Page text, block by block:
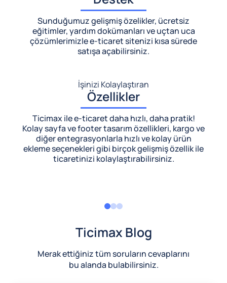
Sunduğumuz gelişmiş özelikler, ücretsiz
eğitimler, yardım dokümanları ve uçtan uca
çözümlerimizlee-ticaret sitenizi kısa sürede
satışa açabilirsiniz.
İşinizi Kolaylaştıran
Özellikler
Ticimax ile e-ticaret daha hızlı, daha pratik!
Kolay sayfa ve footer tasarım özellikleri, kargo ve
diğer entegrasyonlarla hızlı ve kolay ürün
ekleme seçenekleri gibi birçok gelişmiş özellik ile
ticaretinizi kolaylaştırabilirsiniz.
Ticimax Blog
Merak ettiğiniz tüm soruların cevaplarını
bu alanda bulabilirsiniz.